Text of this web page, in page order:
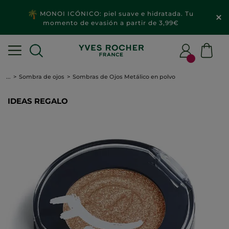
MONOI ICÓNICO: piel suave e hidratada. Tu
momento de evasión a partir de 3,99€
... Sombra de ojos Sombras de Ojos Metálico en polvo
IDEAS REGALO